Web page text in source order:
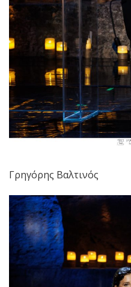
Γρηγόρης Βαλτινός